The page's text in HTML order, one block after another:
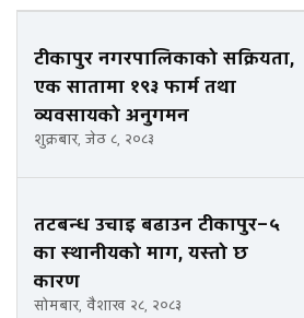
टीकापुर नगरपालिकाको सक्रियता,
एक सातामा १९३ फार्म तथा
व्यवसायको अनुगमन
शुक्रबार, जेठ ८, २०८३
तटबन्ध उचाइ बढाउन टीकापुर–५
का स्थानीयको माग, यस्तो छ
कारण
सोमबार, वैशाख २८, २०८३